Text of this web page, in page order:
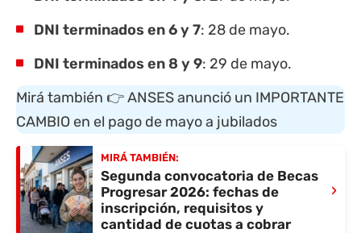
DNI terminados en 6 y 7: 28 de mayo.
DNI terminados en 8 y 9: 29 de mayo.
Mirá también 👉ANSES anunció un IMPORTANTE
CAMBIO en el pago de mayo a jubilados
MIRÁ TAMBIÉN:
Segunda convocatoria de Becas
Progresar 2026: fechas de
inscripción, requisitos y
cantidad de cuotas a cobrar
›